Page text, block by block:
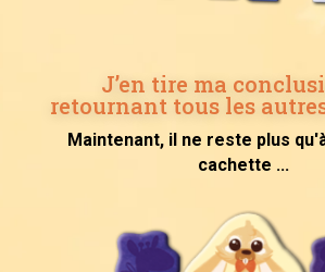
J’en tire ma
retournant tous les
Maintenant, il ne reste plus
cachette ...